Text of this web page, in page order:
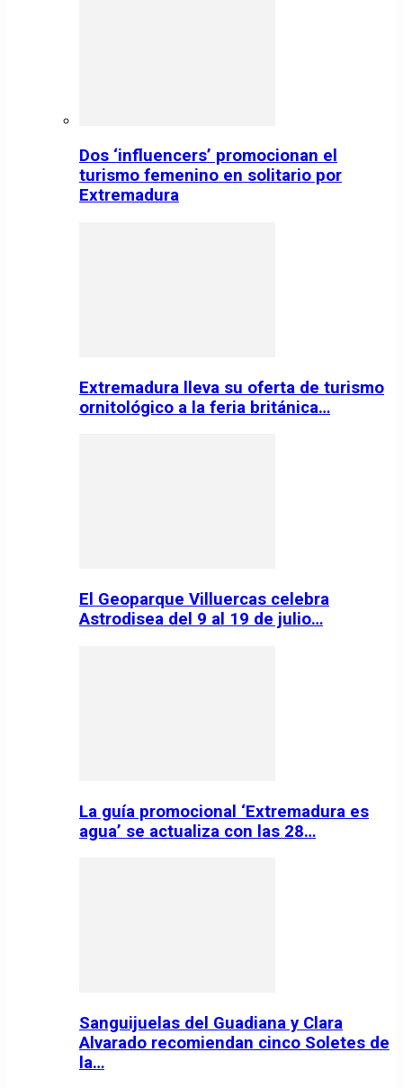
Dos ‘influencers’ promocionan el
turismo femenino en solitario por
Extremadura
Extremadura lleva su oferta de turismo
ornitológico a la feria británica…
El Geoparque Villuercas celebra
Astrodisea del 9 al 19 de julio…
La guía promocional ‘Extremadura es
agua’ se actualiza con las 28…
Sanguijuelas del Guadiana y Clara
Alvarado recomiendan cinco Soletes de
la…